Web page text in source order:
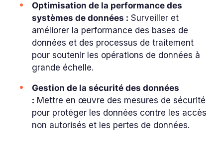
Optimisation de la performance des
systèmes de données : Surveiller et
améliorer la performance des bases de
données et des processus de traitement
pour soutenir les opérations de données à
grande échelle.
Gestion de la sécurité des données
: Mettre en œuvre des mesures de sécurité
pour protéger les données contre les accès
non autorisés et les pertes de données.